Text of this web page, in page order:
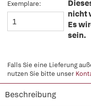
Exemplare:
nicht
Es
sein.
Falls Sie eine Lieferung
nutzen Sie bitte unser
Beschreibung